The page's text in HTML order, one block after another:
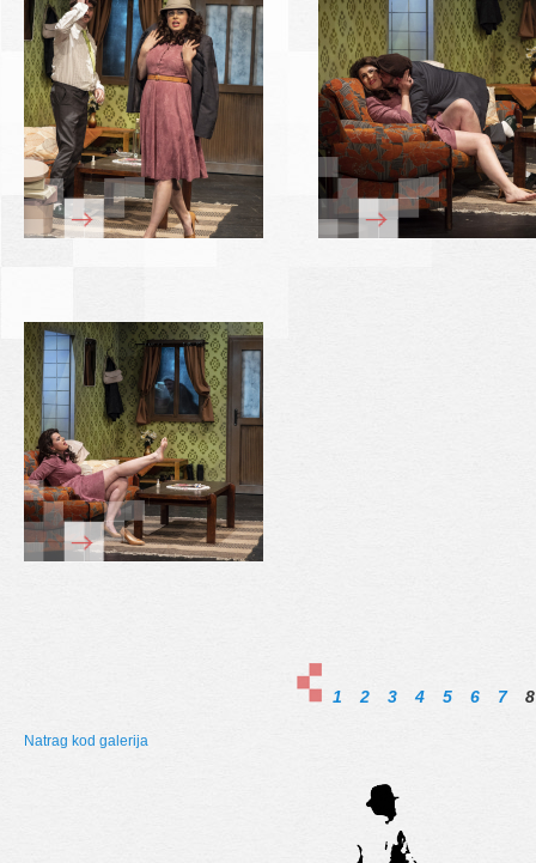
1 2 3 4 5 6 7 8
Natrag kod galerija